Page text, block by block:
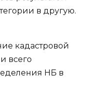
в другую.
кадастровой
всего
НБ в